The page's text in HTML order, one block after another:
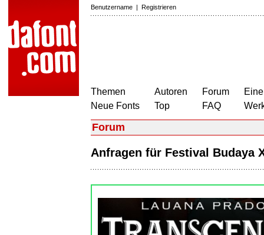
Benutzername | Registrieren
Themen
Neue Fonts
Autoren
Top
Forum
FAQ
Forum
Anfragen für Festival Budaya